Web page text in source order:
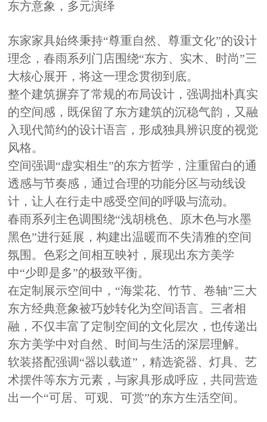
东方意象，多元演绎
东家家具始终秉持“尊重自然、尊重文化”的设计
理念，春雨系列门店围绕“东方、实木、时尚”三
大核心展开，将这一理念贯彻到底。
整个建筑摒弃了常规的布局设计，强调拙朴真实
的空间感，既保留了东方建筑的沉稳气韵，又融
入现代简约的设计语言，形成独具辨识度的视觉
风格。
空间强调“虚实相生”的东方哲学，注重留白的通
透感与节奏感，通过合理的功能分区与动线设
计，让 人在行走中感受空间的呼吸与流动。
春雨系列主色调围绕“浅胡桃色、原木色与水墨
黑色”进行延展 ，构建出温暖而不失清雅的空间
氛围。色彩之间相互映衬，展现出东方美学
中“少即是多”的极致平衡。
在定制展示空间中， “海棠花、竹节、卷轴”三大
东方经典意象被巧妙转化为空间语言。三者相
融，不仅丰富了定制空间的文化层次，也传递出
东方美学中对自然、时间与生活的深层理解。
软装搭配强调“器以载道”，精选瓷器、灯具、艺
术摆件等东方元素，与家具形成呼应，共同营造
出一个“可居、可观、可赏”的东方生活空间。